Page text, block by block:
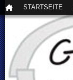
STARTSEITE